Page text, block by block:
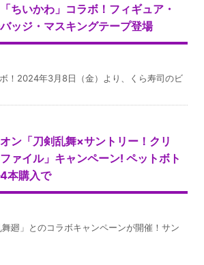
ちいかわ」コラボ！フィギュア・
ッジ・マスキングテープ登場
！2024年3月8日（金）より、くら寿司のビ
ン「刀剣乱舞×サントリー！クリ
ァイル」キャンペーン! ペットボト
本購入で
廻」とのコラボキャンペーンが開催！サン